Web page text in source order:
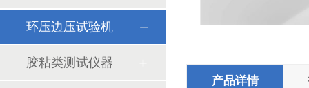
产品详情
环压边压试验机
胶粘类测试仪器